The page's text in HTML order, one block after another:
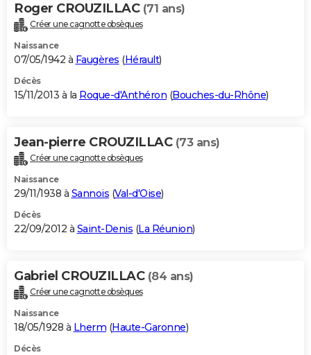
Roger CROUZILLAC (71 ans)
Créer une cagnotte obsèques
Naissance
07/05/1942 à Faugères (Hérault)
Décès
15/11/2013 à la Roque-d'Anthéron (Bouches-du-Rhône)
Jean-pierre CROUZILLAC (73 ans)
Créer une cagnotte obsèques
Naissance
29/11/1938 à Sannois (Val-d'Oise)
Décès
22/09/2012 à Saint-Denis (La Réunion)
Gabriel CROUZILLAC (84 ans)
Créer une cagnotte obsèques
Naissance
18/05/1928 à Lherm (Haute-Garonne)
Décès